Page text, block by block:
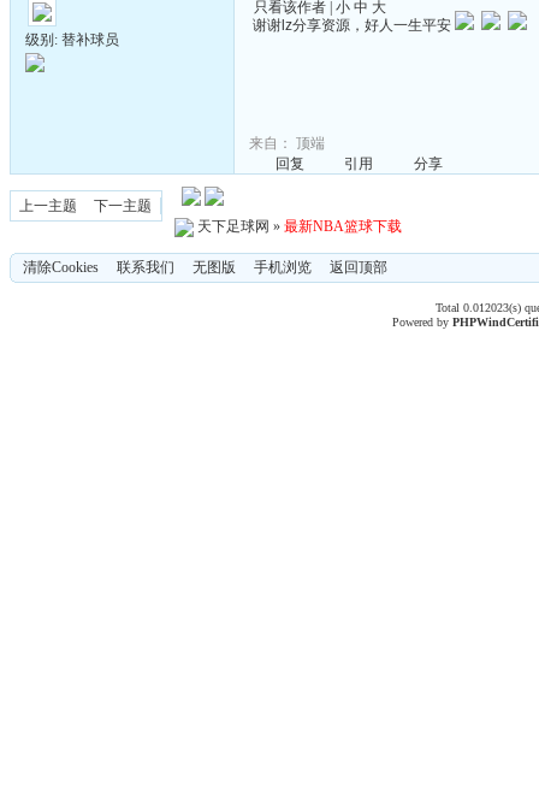
级别: 替补球员
只看该作者 小 中 大
谢谢lz分享资源，好人一生平安
来自： 顶端
回复
引用 分享
上一主题
下一主题
天下足球网 » 最新NBA篮球下载
清除Cookies 联系我们 无图版 手机浏览 返回顶部
Total 0.012023(s)
Powered byPHPWind